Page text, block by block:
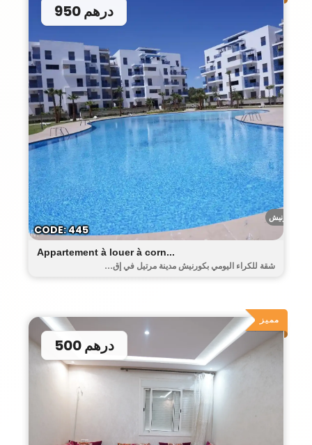
الكورنيش
Appartement à louer à corn...
950 درهم
شقة للكراء اليومي بكورنيش مدينة مرتيل في إق...
CODE: 445
مميز
500 درهم